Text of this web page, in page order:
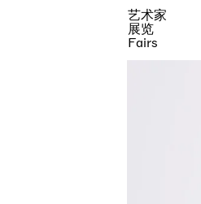
艺术家
展览
Fairs